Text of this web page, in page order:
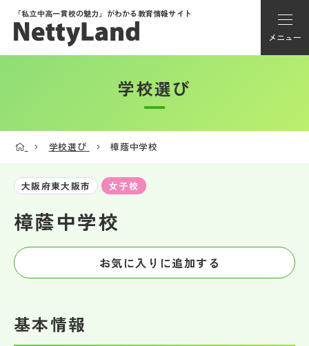
「私立中高一貫校の魅力」がわかる教育情報サイト
メニュー
アカウント登録
学校動画
帰国生受験情報
学校選び
学校選び 樟蔭中学校
大阪府東大阪市 女子校
樟蔭中学校
お気に入りに追加する
基本情報